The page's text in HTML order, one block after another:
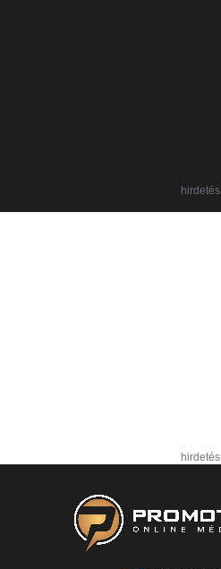
hirdetés
hirdetés